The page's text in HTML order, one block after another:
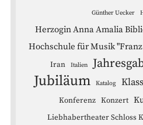
Günther Uecker
Herzogin Anna Amalia
Hochschule für Musik
Iran Italien
Jubiläum Katalog
Konferenz Konzert
Liebhabertheater Schloss